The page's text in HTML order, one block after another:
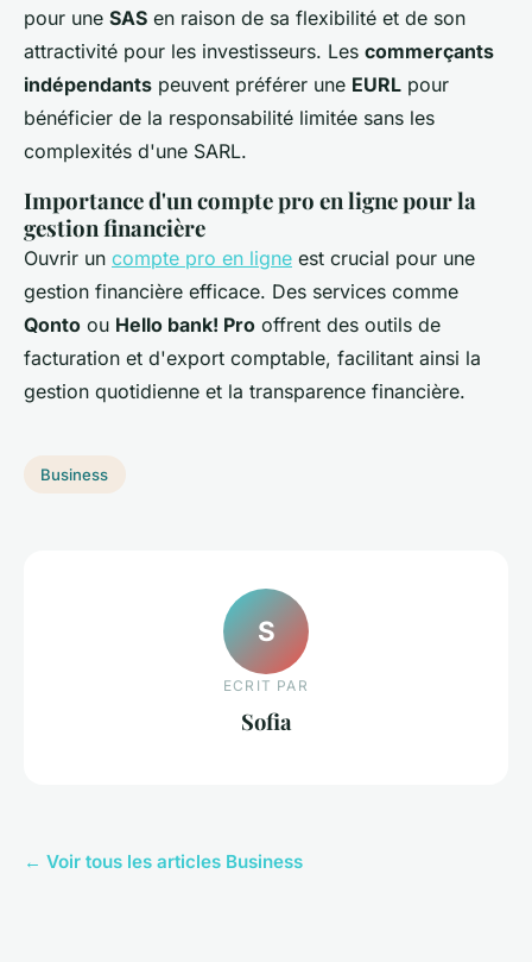
pour une SAS en raison de sa flexibilité et de son
attractivité pour les investisseurs. Les commerçants
indépendants peuvent préférer une EURL pour
bénéficier de la responsabilité limitée sans les
complexités d'une SARL.
Importance d'un compte pro en ligne pour la
gestion financière
Ouvrir un compte pro en ligne est crucial pour une
gestion financière efficace. Des services comme
Qonto ou Hello bank! Pro offrent des outils de
facturation et d'export comptable, facilitant ainsi la
gestion quotidienne et la transparence financière.
Business
S
ECRIT PAR
Sofia
← Voir tous les articles Business